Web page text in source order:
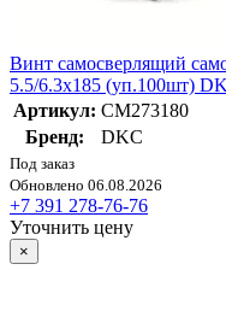
Винт самосверлящий
5.5/6.3х185 (уп.100шт)
Артикул: CM273180
Бренд:
DKC
Под заказ
Обновлено 06.08.2026
+7 391 278-76-76
Уточнить цену
×